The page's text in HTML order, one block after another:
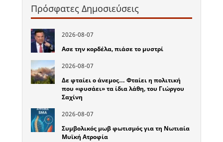
Πρόσφατες Δημοσιεύσεις
2026-08-07
Ασε την κορδέλα, πιάσε το μυστρί
2026-08-07
Δε φταίει ο άνεμος… Φταίει η πολιτική
που «φυσάει» τα ίδια λάθη, του Γιώργου
Σαχίνη
2026-08-07
Συμβολικός μωβ φωτισμός για τη Νωτιαία
Μυϊκή Ατροφία